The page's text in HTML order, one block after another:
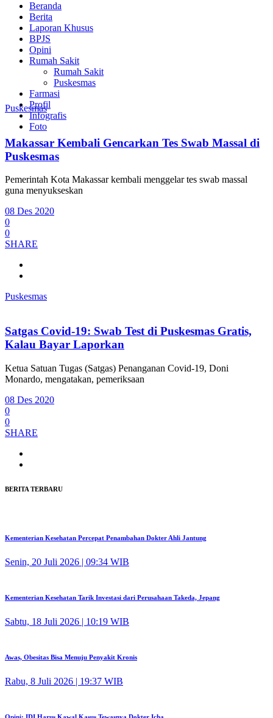
Beranda
Berita
Laporan Khusus
BPJS
Opini
Rumah Sakit
Rumah Sakit
Puskesmas
Farmasi
Profil
Infografis
Foto
Puskesmas
Makassar Kembali Gencarkan Tes Swab Massal di
Puskesmas
Pemerintah Kota Makassar kembali menggelar tes swab massal
guna menyukseskan
08 Des 2020
0
0
SHARE
Puskesmas
Satgas Covid-19: Swab Test di Puskesmas Gratis,
Kalau Bayar Laporkan
Ketua Satuan Tugas (Satgas) Penanganan Covid-19, Doni
Monardo, mengatakan, pemeriksaan
08 Des 2020
0
0
SHARE
BERITA TERBARU
Kementerian Kesehatan Percepat Penambahan Dokter Ahli Jantung
Senin, 20 Juli 2026 | 09:34 WIB
Kementerian Kesehatan Tarik Investasi dari Perusahaan Takeda, Jepang
Sabtu, 18 Juli 2026 | 10:19 WIB
Awas, Obesitas Bisa Menuju Penyakit Kronis
Rabu, 8 Juli 2026 | 19:37 WIB
Opini: IDI Harus Kawal Kasus Tewasnya Dokter Icha